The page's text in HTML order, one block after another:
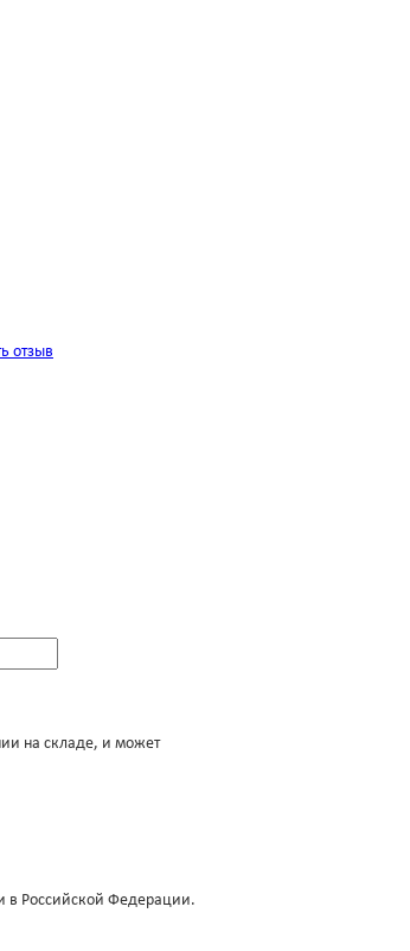
отзыв
на складе, и может
в Российской Федерации.